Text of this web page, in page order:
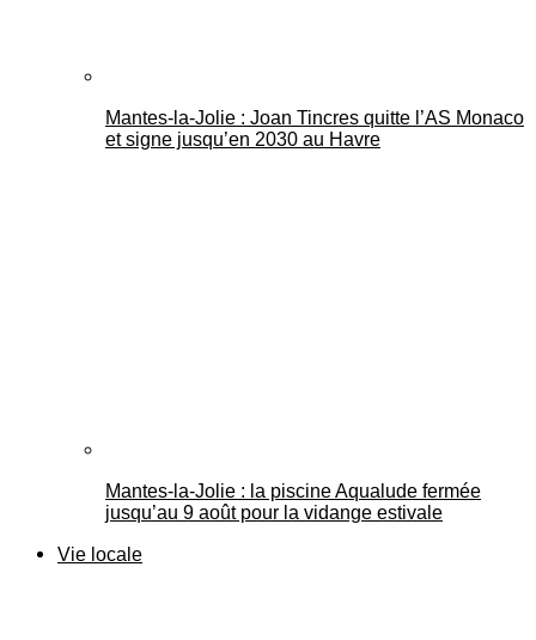
Mantes-la-Jolie : Joan Tincres quitte l’AS Monaco
et signe jusqu’en 2030 au Havre
Mantes-la-Jolie : la piscine Aqualude fermée
jusqu’au 9 août pour la vidange estivale
Vie locale